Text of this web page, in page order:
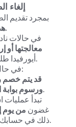
2.1
بمجرد تقديم
هذه الخدمة بشكل عام.
في حالات
معالجتها أو
أيورفيدا طلب الإلغاء وفقًا لتقديرها الخاص.
في حال الموافقة على هذا الإلغاء:
ورسوم بوابة من المبلغ المسترد.
غضون من يوم
ذلك في .